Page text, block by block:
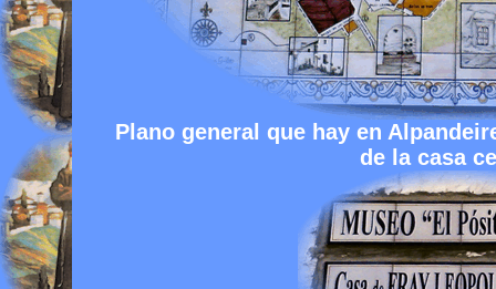
Plano general que hay en
de la casa